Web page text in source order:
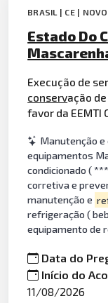
BRASIL | CE |
Estado Do
Execução de
conservação de
favor da EEMTI
Manutenção e
equipamentos
condicionado (
corretiva e
manutenção e
refrigeração (
equipamento de
Data do
Início do
11/08/2026